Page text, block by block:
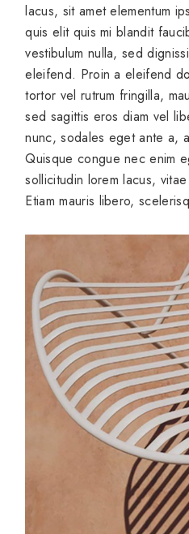
lacus, sit amet elementum
quis elit quis mi blandit
vestibulum nulla, sed
eleifend. Proin a eleifend
tortor vel rutrum fringilla,
sed sagittis eros diam vel
nunc, sodales eget ante a,
Quisque congue nec enim
sollicitudin lorem lacus,
Etiam mauris libero,